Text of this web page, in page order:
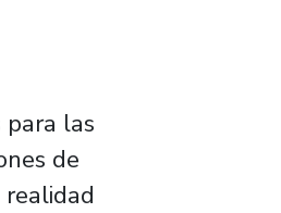
para las
de